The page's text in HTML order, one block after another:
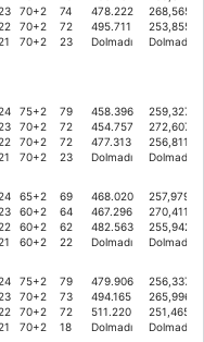
70+2
70+2
70+2
74
72
23
478.222
495.711
Dolmadı
268,56551
253,85547
Dolmadı
75+2
70+2
70+2
70+2
79
72
72
23
458.396
454.757
477.313
Dolmadı
259,32703
272,60760
256,81168
Dolmadı
65+2
60+2
60+2
60+2
69
64
62
22
468.020
467.296
482.563
Dolmadı
257,979
270,41170
255,94224
Dolmadı
75+2
70+2
70+2
70+2
79
73
72
18
479.906
494.165
511.220
Dolmadı
256,33723
265,99685
251,46500
Dolmadı